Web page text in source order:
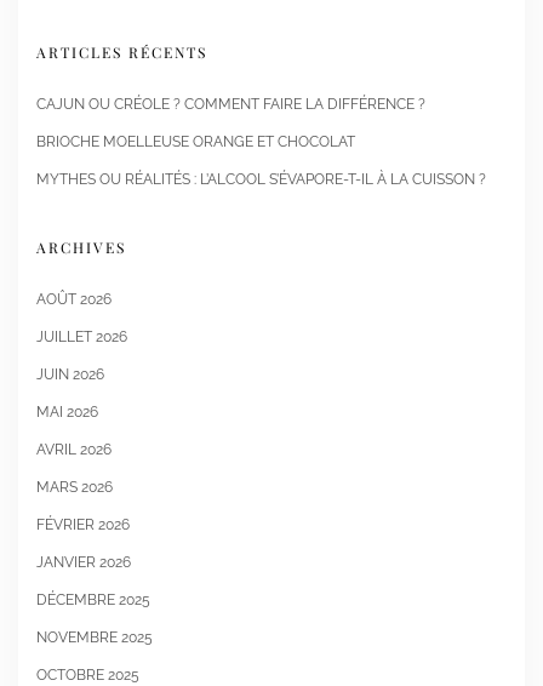
ARTICLES RÉCENTS
CAJUN OU CRÉOLE ? COMMENT FAIRE LA DIFFÉRENCE ?
BRIOCHE MOELLEUSE ORANGE ET CHOCOLAT
MYTHES OU RÉALITÉS : L’ALCOOL S’ÉVAPORE-T-IL À LA CUISSON ?
ARCHIVES
AOÛT 2026
JUILLET 2026
JUIN 2026
MAI 2026
AVRIL 2026
MARS 2026
FÉVRIER 2026
JANVIER 2026
DÉCEMBRE 2025
NOVEMBRE 2025
OCTOBRE 2025